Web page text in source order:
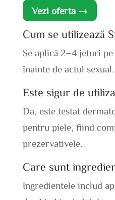
Vezi oferta →
Cum se utilizează
Se aplică 2–4 jeturi
înainte de actul sexual.
Este sigur de
Da, este testat
pentru piele, fiind
prezervativele.
Care sunt
Ingredientele includ